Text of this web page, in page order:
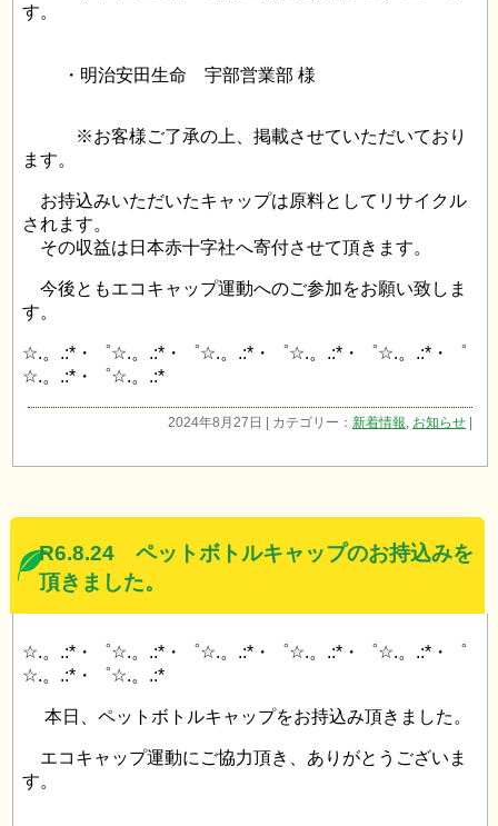
す。
・明治安田生命 宇部営業部 様
※お客様ご了承の上、掲載させていただいており
ます。
お持込みいただいたキャップは原料としてリサイクル
されます。
その収益は日本赤十字社へ寄付させて頂きます。
今後ともエコキャップ運動へのご参加をお願い致しま
す。
☆.。.:*・゜☆.。.:*・゜☆.。.:*・゜☆.。.:*・゜☆.。.:*・゜
☆.。.:*・゜☆.。.:*
2024年8月27日 | カテゴリー：新着情報 お知らせ |
R6.8.24 ペットボトルキャップのお持込みを
頂きました。
☆.。.:*・゜☆.。.:*・゜☆.。.:*・゜☆.。.:*・゜☆.。.:*・゜
☆.。.:*・゜☆.。.:*
本日、ペットボトルキャップをお持込み頂きました。
エコキャップ運動にご協力頂き、ありがとうございま
す。